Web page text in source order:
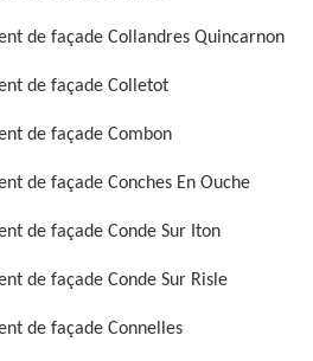
de façade Collandres Quincarnon
de façade Colletot
de façade Combon
de façade Conches En Ouche
de façade Conde Sur Iton
de façade Conde Sur Risle
de façade Connelles